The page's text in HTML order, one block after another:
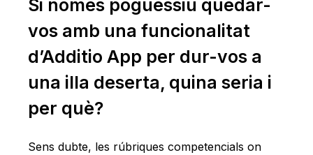
Si només poguéssiu quedar-
vos amb una funcionalitat
d’Additio App per dur-vos a
una illa deserta, quina seria i
per què?
Sens dubte, les rúbriques competencials on